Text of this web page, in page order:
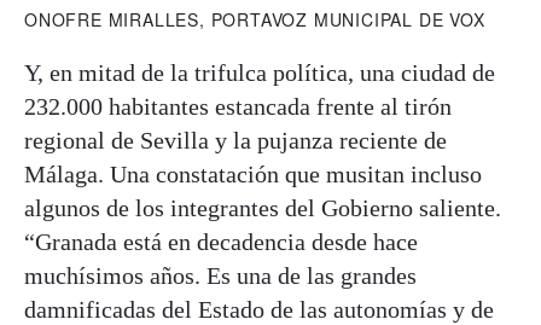
ONOFRE MIRALLES, PORTAVOZ MUNICIPAL DE VOX
Y, en mitad de la trifulca política, una ciudad de
232.000 habitantes estancada frente al tirón
regional de Sevilla y la pujanza reciente de
Málaga. Una constatación que musitan incluso
algunos de los integrantes del Gobierno saliente.
“Granada está en decadencia desde hace
muchísimos años. Es una de las grandes
damnificadas del Estado de las autonomías y de